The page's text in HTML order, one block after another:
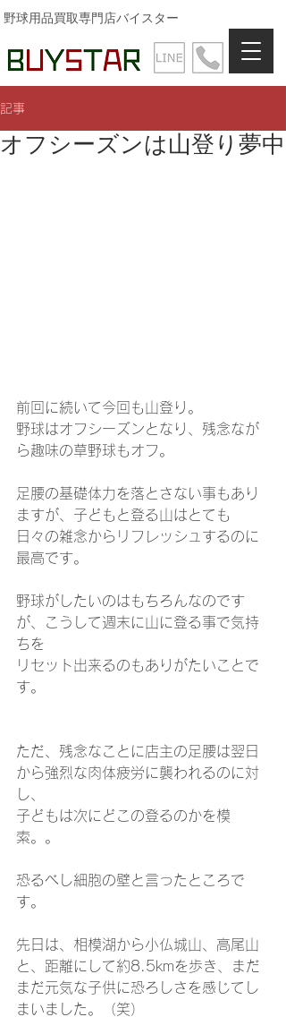
野球用品買取専門店バイスター
記事
オフシーズンは山登り夢中
前回に続いて今回も山登り。
野球はオフシーズンとなり、残念なが
ら趣味の草野球もオフ。
足腰の基礎体力を落とさない事もあり
ますが、子どもと登る山はとても
日々の雑念からリフレッシュするのに
最高です。
野球がしたいのはもちろんなのです
が、こうして週末に山に登る事で気持
ちを
リセット出来るのもありがたいことで
す。
ただ、残念なことに店主の足腰は翌日
から強烈な肉体疲労に襲われるのに対
し、
子どもは次にどこの登るのかを模
索。。
恐るべし細胞の壁と言ったところで
す。
先日は、相模湖から小仏城山、高尾山
と、距離にして約8.5kmを歩き、まだ
まだ元気な子供に恐ろしさを感じてし
まいました。（笑）